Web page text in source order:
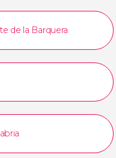
de la Barquera